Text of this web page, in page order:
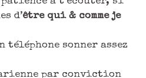
d’être qui & comme je
téléphone sonner assez
par conviction